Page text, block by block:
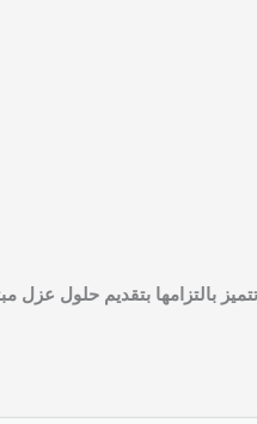
بالتزامها بتقديم حلول عزل